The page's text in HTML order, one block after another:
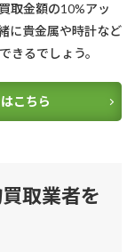
取金額の10%アッ
に貴金属や時計など
きるでしょう。
こちら
取業者を